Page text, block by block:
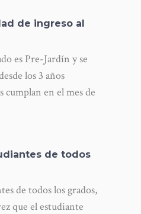
de ingreso al
es Pre-Jardín y se
los 3 años
cumplan en el mes de
de todos
de todos los grados,
que el estudiante